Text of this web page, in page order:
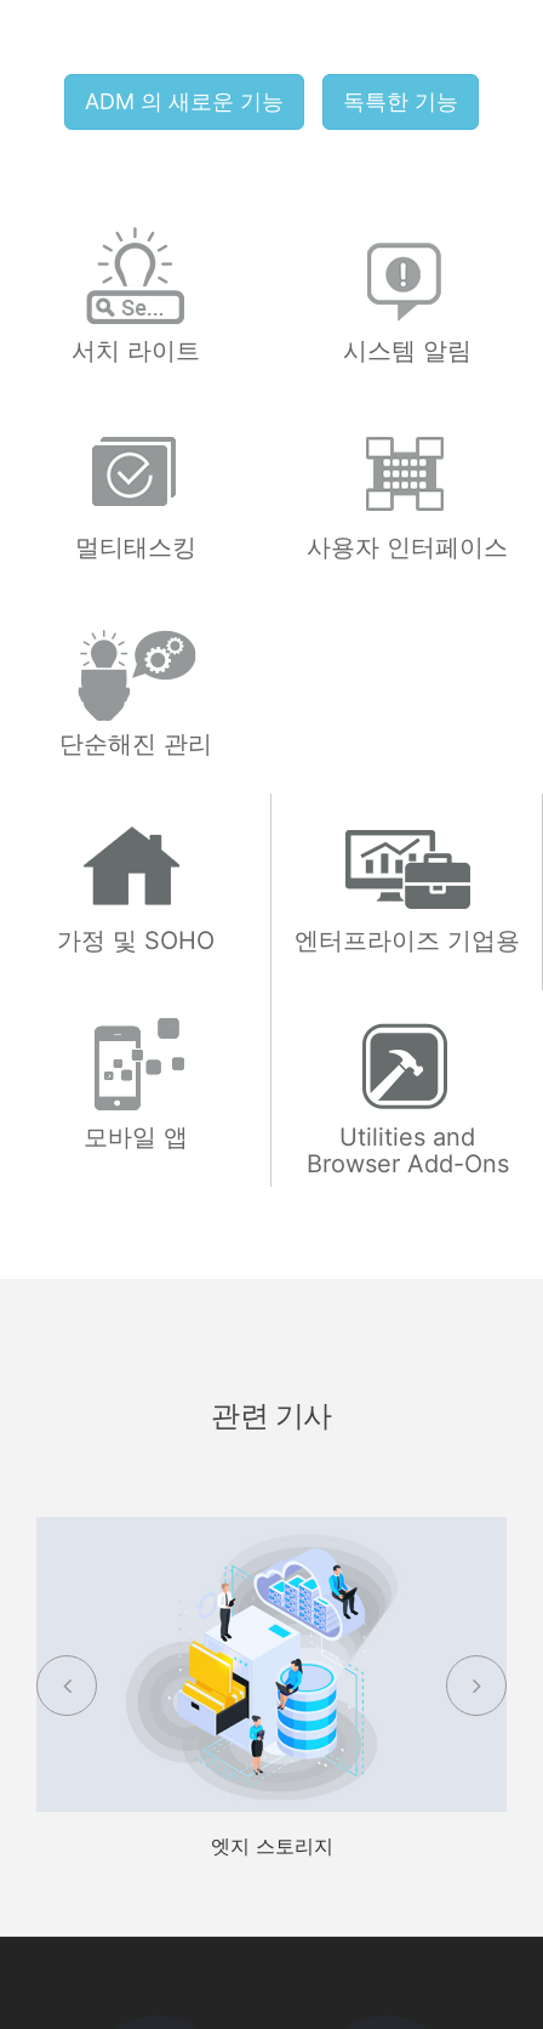
ADM 의 새로운 기능 독특한 기능
서치 라이트 시스템 알림
멀티태스킹 사용자 인터페이스
단순해진 관리
가정 및 SOHO 엔터프라이즈 기업용
모바일 앱
Utilities and
Browser Add-Ons
관련 기사
엣지 스토리지